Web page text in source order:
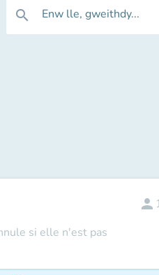
search Enw lle, gweithdy...
si elle n'est pas
person